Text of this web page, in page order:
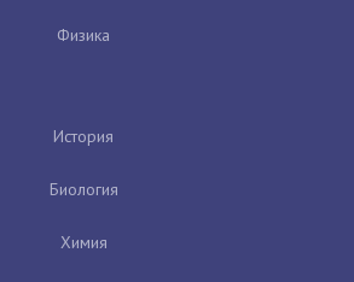
Физика
История
Биология
Химия